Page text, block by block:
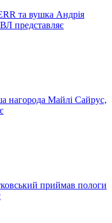
та вушка Андрія
представляє
нагорода Майлі Сайрус,
приймав пологи